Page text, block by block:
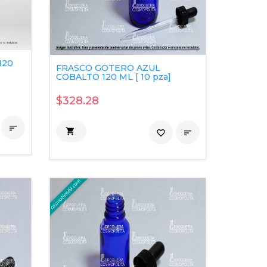

FRASCO GOTERO AZUL
COBALTO 120 ML [ 10 pza]
$328.28
 
favorite_border